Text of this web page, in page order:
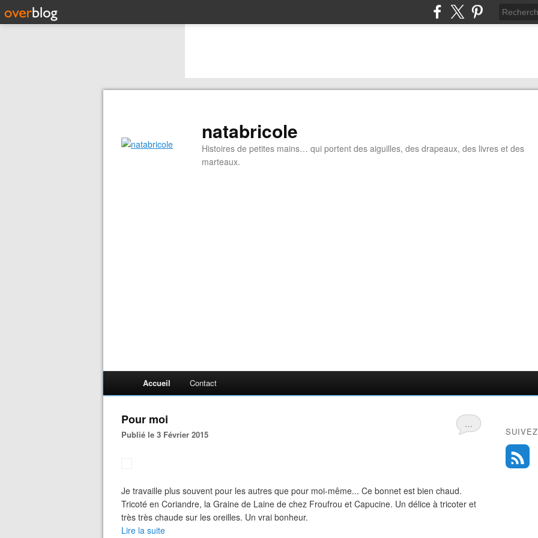
natabricole
Histoires de petites mains… qui portent des aiguilles, des drapeaux, des livres et des
marteaux.
Accueil Contact
…
Pour moi
Publié le 3 Février 2015
Je travaille plus souvent pour les autres que pour moi-même... Ce bonnet est bien chaud.
Tricoté en Coriandre, la Graine de Laine de chez Froufrou et Capucine. Un délice à tricoter et
très très chaude sur les oreilles. Un vrai bonheur.
Lire la suite